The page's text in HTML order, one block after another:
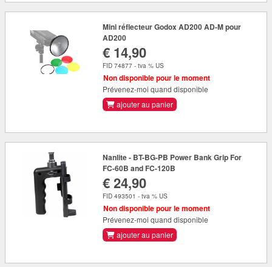
Mini réflecteur Godox AD200 AD-M pour
AD200
€ 14,90
FID 74877 - tva % US
Non disponible pour le moment
Prévenez-moi quand disponible
ajouter au panier
Nanlite - BT-BG-PB Power Bank Grip For
FC-60B and FC-120B
€ 24,90
FID 493501 - tva % US
Non disponible pour le moment
Prévenez-moi quand disponible
ajouter au panier